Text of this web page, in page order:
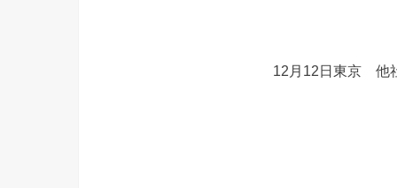
12月12日東京 他